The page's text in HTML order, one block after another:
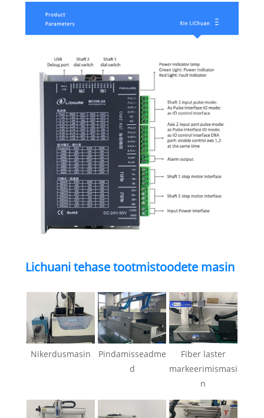
Lichuani tehase tootmistoodete masin
Nikerdusmasin
Pindamisseadme
d
Fiber laster
markeerimismasi
n